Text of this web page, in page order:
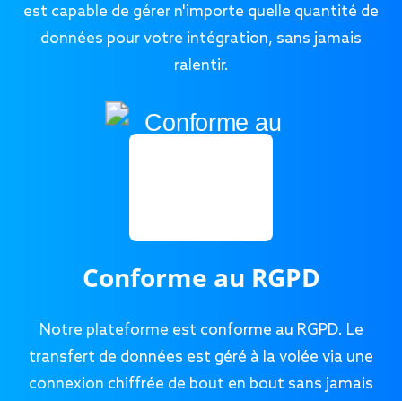
est capable de gérer n'importe quelle quantité de
données pour votre intégration, sans jamais
ralentir.
Conforme au RGPD
Notre plateforme est conforme au RGPD. Le
transfert de données est géré à la volée via une
connexion chiffrée de bout en bout sans jamais